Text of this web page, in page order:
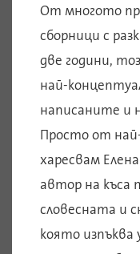
От многото
сборници с
две години,
най-
написаните и
Просто от
харесвам
автор на къса
словесната и
която изпъква